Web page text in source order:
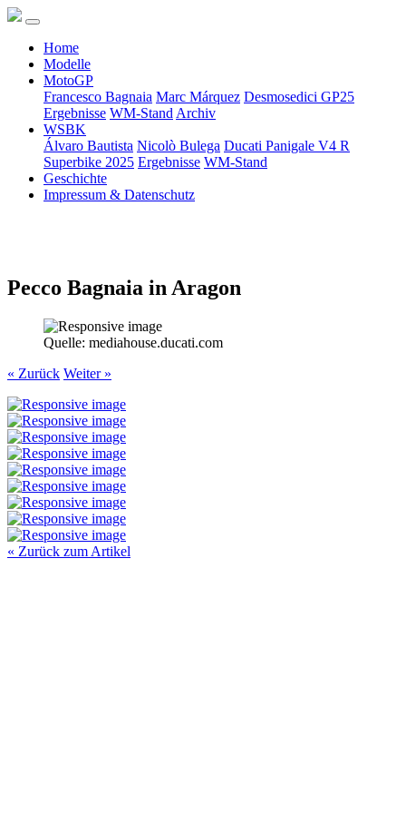
Home
Modelle
MotoGP
Francesco Bagnaia Marc Márquez Desmosedici GP25
Ergebnisse WM-Stand Archiv
WSBK
Álvaro Bautista Nicolò Bulega Ducati Panigale V4 R
Superbike 2025 Ergebnisse WM-Stand
Geschichte
Impressum & Datenschutz
Pecco Bagnaia in Aragon
Quelle: mediahouse.ducati.com
« Zurück Weiter »
« Zurück zum Artikel